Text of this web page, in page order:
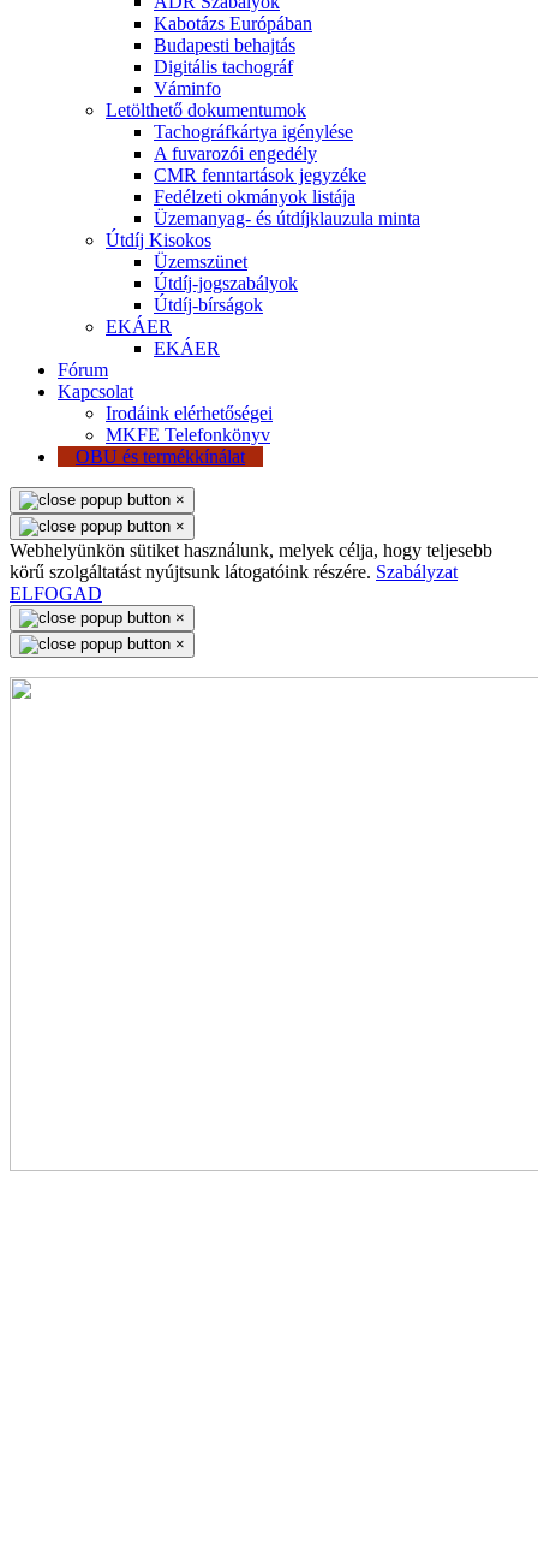
Kabotázs Európában
Budapesti behajtás
Digitális tachográf
Váminfo
Letölthető dokumentumok
Tachográfkártya igénylése
A fuvarozói engedély
CMR fenntartások jegyzéke
Fedélzeti okmányok listája
Üzemanyag- és útdíjklauzula minta
Útdíj Kisokos
Üzemszünet
Útdíj-jogszabályok
Útdíj-bírságok
EKÁER
EKÁER
Fórum
Kapcsolat
Irodáink elérhetőségei
MKFE Telefonkönyv
OBU és termékkínálat
×
×
Webhelyünkön sütiket használunk, melyek célja, hogy teljesebb
körű szolgáltatást nyújtsunk látogatóink részére. Szabályzat
ELFOGAD
×
×